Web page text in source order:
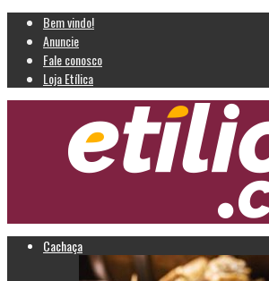
Bem vindo!
Anuncie
Fale conosco
Loja Etílica
Cachaça